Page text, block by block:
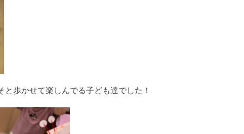
歩かせて楽しんでる子ども達でした！